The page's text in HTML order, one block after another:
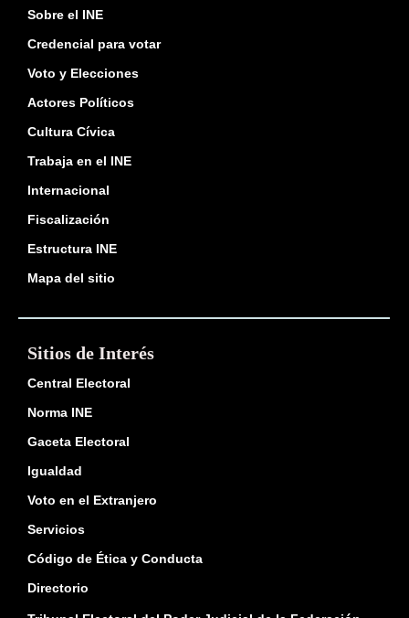
Sobre el INE
Credencial para votar
Voto y Elecciones
Actores Políticos
Cultura Cívica
Trabaja en el INE
Internacional
Fiscalización
Estructura INE
Mapa del sitio
Sitios de Interés
Central Electoral
Norma INE
Gaceta Electoral
Igualdad
Voto en el Extranjero
Servicios
Código de Ética y Conducta
Directorio